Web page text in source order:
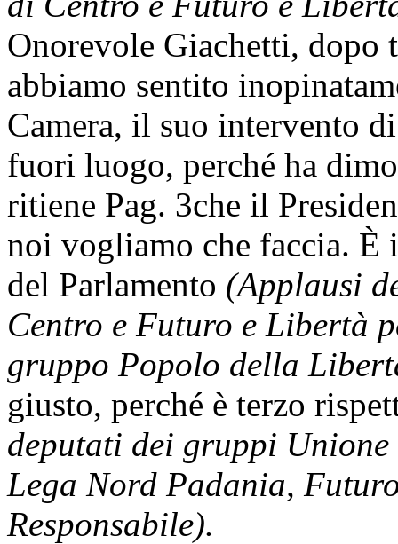
Onorevole Giachetti, dopo
abbiamo sentito
Camera, il suo intervento
fuori luogo, perché ha
ritiene Pag. 3che il
noi vogliamo che faccia. È
del Parlamento (Applausi
Centro e Futuro e Libertà
gruppo Popolo della
giusto, perché è terzo
deputati dei gruppi
Lega Nord Padania,
Responsabile).